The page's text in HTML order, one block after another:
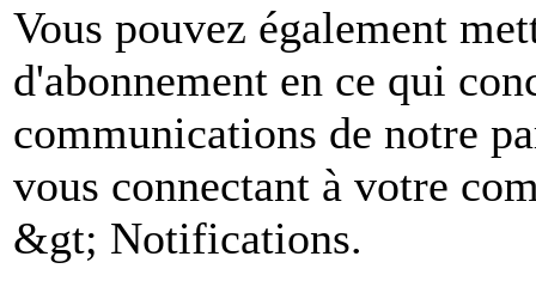
Vous pouvez également
d'abonnement en ce qui
communications de notre
vous connectant à votre
&gt; Notifications.